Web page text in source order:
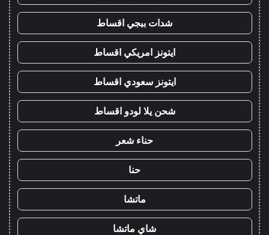
شدات ببجي اقساط
ايتونز امريكي اقساط
ايتونز سعودي اقساط
شحن يلا لودو اقساط
حناء شعر
حنا
ماتشا
شاي ماتشا